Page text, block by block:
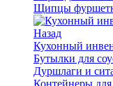
Щипцы
Назад
Кухонный
Бутылки для
Дуршлаги и
Контейнеры для